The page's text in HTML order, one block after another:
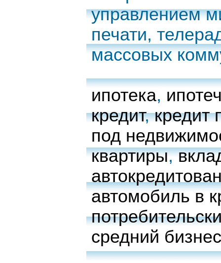
управлением
печати,
массовых
ипотека,
кредит,кредит
под
квартиры,
автомобиль в
средний бизнес